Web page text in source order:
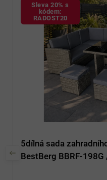
Sleva 20% s
kódem:
RADOST20
5dílná sada
BestBerg BBRF-198G